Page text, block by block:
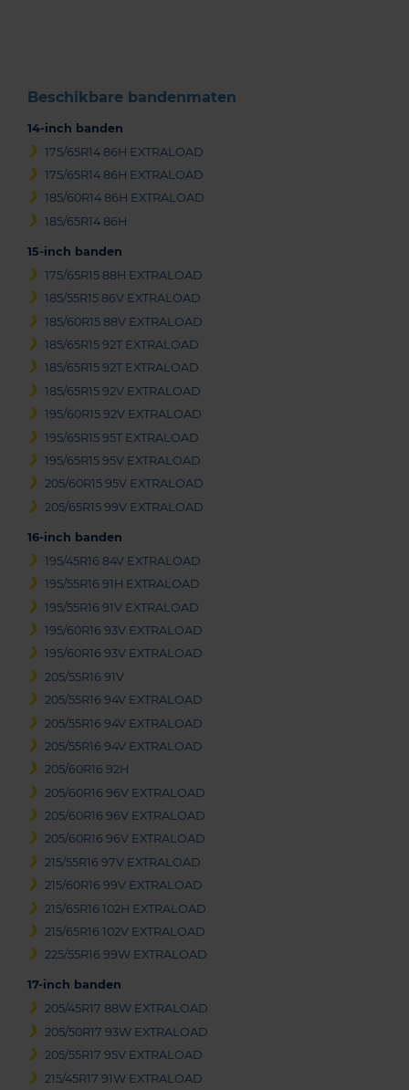
Beschikbare bandenmaten
14-inch banden
175/65R14 86H EXTRALOAD
175/65R14 86H EXTRALOAD
185/60R14 86H EXTRALOAD
185/65R14 86H
15-inch banden
175/65R15 88H EXTRALOAD
185/55R15 86V EXTRALOAD
185/60R15 88V EXTRALOAD
185/65R15 92T EXTRALOAD
185/65R15 92T EXTRALOAD
185/65R15 92V EXTRALOAD
195/60R15 92V EXTRALOAD
195/65R15 95T EXTRALOAD
195/65R15 95V EXTRALOAD
205/60R15 95V EXTRALOAD
205/65R15 99V EXTRALOAD
16-inch banden
195/45R16 84V EXTRALOAD
195/55R16 91H EXTRALOAD
195/55R16 91V EXTRALOAD
195/60R16 93V EXTRALOAD
195/60R16 93V EXTRALOAD
205/55R16 91V
205/55R16 94V EXTRALOAD
205/55R16 94V EXTRALOAD
205/55R16 94V EXTRALOAD
205/60R16 92H
205/60R16 96V EXTRALOAD
205/60R16 96V EXTRALOAD
205/60R16 96V EXTRALOAD
215/55R16 97V EXTRALOAD
215/60R16 99V EXTRALOAD
215/65R16 102H EXTRALOAD
215/65R16 102V EXTRALOAD
225/55R16 99W EXTRALOAD
17-inch banden
205/45R17 88W EXTRALOAD
205/50R17 93W EXTRALOAD
205/55R17 95V EXTRALOAD
215/45R17 91W EXTRALOAD